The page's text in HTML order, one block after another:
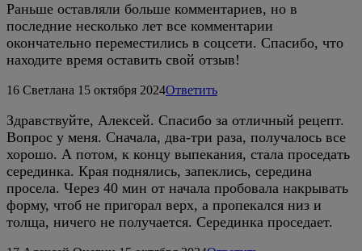
Раньше оставляли больше комментариев, но в
последние несколько лет все комментарии
окончательно переместились в соцсети. Спасибо, что
находите время оставить свой отзыв!
16 Светлана 15 октября 2024Ответить
Здравствуйте, Алексей. Спасибо за отличный рецепт.
Вопрос у меня. Сначала, два-три раза, получалось все
хорошо. А потом, к концу выпекания, стала проседать
серединка. Края поднялись, запеклись, середина
просела. Через 40 мин от начала пробовала накрывать
форму, чтоб не пригорал верх, а пропекался низ и
толща, ничего не получается. Серединка проседает.